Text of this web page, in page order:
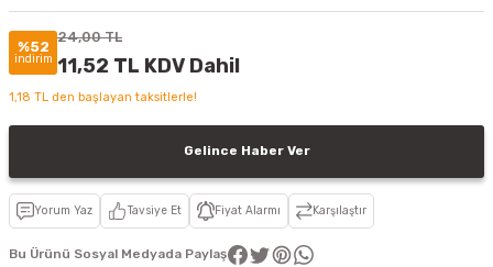
%52
indirim
24,00 TL
11,52 TL KDV Dahil
1,18 TL den başlayan taksitlerle!
Gelince Haber Ver
Yorum Yaz Tavsiye Et Fiyat Alarmı Karşılaştır
Bu Ürünü Sosyal Medyada Paylaş